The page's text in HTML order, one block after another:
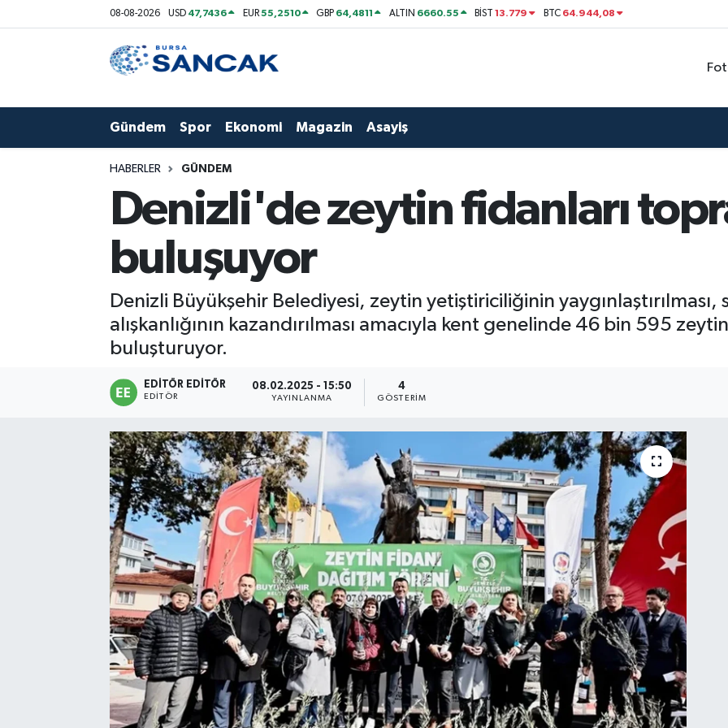
08-08-2026 USD 47,7436 EUR55,2510 GBP 64,4811 ALTIN 6660.55 BİST13.779 BTC 64.944,08
Gündem Spor Ekonomi Magazin Asayiş
HABERLER GÜNDEM
Denizli'de zeytin fidanları
buluşuyor
Denizli Büyükşehir Belediyesi, zeytin yetiştiriciliğinin
alışkanlığının kazandırılması amacıyla kent genelinde 46 bin 595
buluşturuyor.
EDITÖR EDITÖR
EDITÖR
08.02.2025 - 15:50
YAYINLANMA
4
GÖSTERIM
Hava Durumu
Son Dakika Haberleri
Haber Arşivi